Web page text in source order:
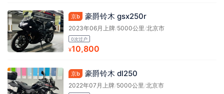
京b 豪爵铃木 gsx250r
2023年06月上牌/5000公里 /北京市
0次过户
¥10,800
京b 豪爵铃木 dl250
2022年07月上牌/5000公里 /北京市